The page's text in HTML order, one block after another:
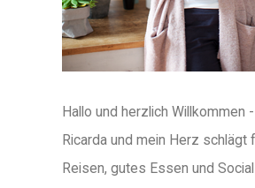
Hallo und herzlich Willkommen
Ricarda und mein Herz schlägt
Reisen, gutes Essen und Social